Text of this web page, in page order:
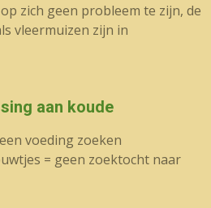
zich geen probleem te zijn, de
vleermuizen zijn in
aan koude
voeding zoeken
= geen zoektocht naar